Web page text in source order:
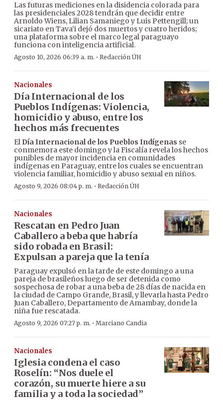
Las futuras mediciones en la disidencia colorada para
las presidenciales 2028 tendrán que decidir entre
Arnoldo Wiens, Lilian Samaniego y Luis Pettengill; un
sicariato en Tava’i dejó dos muertos y cuatro heridos;
una plataforma sobre el marco legal paraguayo
funciona con inteligencia artificial.
Agosto 10, 2026 06:39 a. m. · Redacción ÚH
Nacionales
Día Internacional de los
Pueblos Indígenas: Violencia,
homicidio y abuso, entre los
hechos más frecuentes
El Día Internacional de los Pueblos Indígenas se
conmemora este domingo y la Fiscalía revela los hechos
punibles de mayor incidencia en comunidades
indígenas en Paraguay, entre los cuales se encuentran
violencia familiar, homicidio y abuso sexual en niños.
Agosto 9, 2026 08:04 p. m. · Redacción ÚH
Nacionales
Rescatan en Pedro Juan
Caballero a beba que habría
sido robada en Brasil:
Expulsan a pareja que la tenía
Paraguay expulsó en la tarde de este domingo a una
pareja de brasileños luego de ser detenida como
sospechosa de robar a una beba de 28 días de nacida en
la ciudad de Campo Grande, Brasil, y llevarla hasta Pedro
Juan Caballero, Departamento de Amambay, donde la
niña fue rescatada.
Agosto 9, 2026 07:27 p. m. · Marciano Candia
Nacionales
Iglesia condena el caso
Roselín: “Nos duele el
corazón, su muerte hiere a su
familia y a toda la sociedad”